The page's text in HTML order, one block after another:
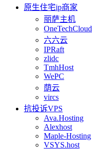
原生住宅ip商家
丽萨主机
OneTechCloud
六六云
IPRaft
zlidc
TmhHost
WePC
荫云
vircs
抗投诉VPS
Ava.Hosting
Alexhost
Maple-Hosting
VSYS.host